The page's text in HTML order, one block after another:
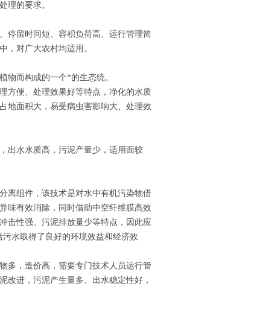
理的要求。
停留时间短、容积负荷高、运行管理简
，对广大农村均适用。
物而构成的一个*的生态统。
方便、处理效果好等特点，净化的水质
地面积大，易受病虫害影响大、处理效
出水水质高，污泥产量少，适用面较
离组件，该技术是对水中有机污染物借
味有效消除，同时借助中空纤维膜高效
击性强、污泥排放量少等特点，因此应
水取得了良好的环境效益和经济效
多，造价高，需要专门技术人员运行管
改进，污泥产生量多、出水稳定性好，